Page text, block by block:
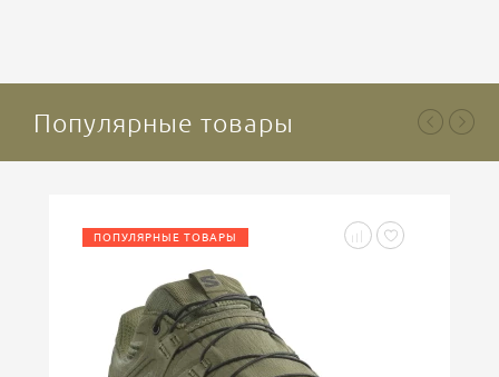
подготовки счета.
Популярные товары
ПОПУЛЯРНЫЕ ТОВАРЫ